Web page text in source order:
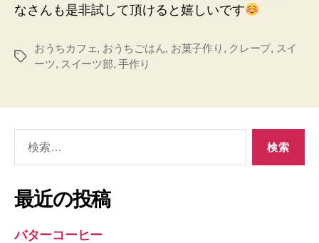
なさんも是非試して頂けると嬉しいです
タ
おうちカフェ, おうちごはん, お菓子作り , クレープ, スイ
ーツ, スイーツ部,手作り
象:
最近の投稿
バターコーヒー